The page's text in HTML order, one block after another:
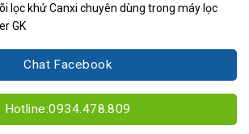
lọc khử Canxi chuyên dùng trong máy lọc
GK
Chat Facebook
Hotline:0934.478.809